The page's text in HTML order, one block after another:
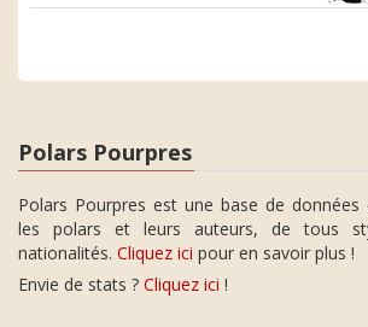
Polars Pourpres
Polars Pourpres est une base de
les polars et leurs auteurs, de tous
nationalités. Cliquez ici pour en savoir plus !
Envie de stats ? Cliquez ici !